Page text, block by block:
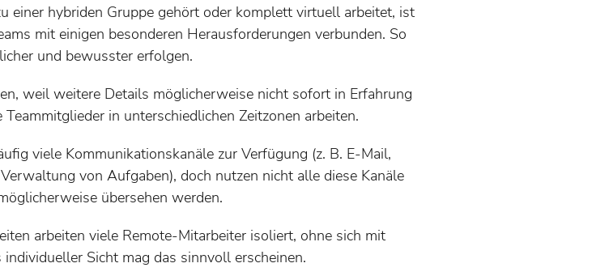
einer hybriden Gruppe gehört oder komplett virtuell arbeitet, ist
mit einigen besonderen Herausforderungen verbunden. So
und bewusster erfolgen.
weil weitere Details möglicherweise nicht sofort in Erfahrung
in unterschiedlichen Zeitzonen arbeiten.
viele Kommunikationskanäle zur Verfügung (z. B. E-Mail,
von Aufgaben), doch nutzen nicht alle diese Kanäle
übersehen werden.
arbeiten viele Remote-Mitarbeiter isoliert, ohne sich mit
Sicht mag das sinnvoll erscheinen.